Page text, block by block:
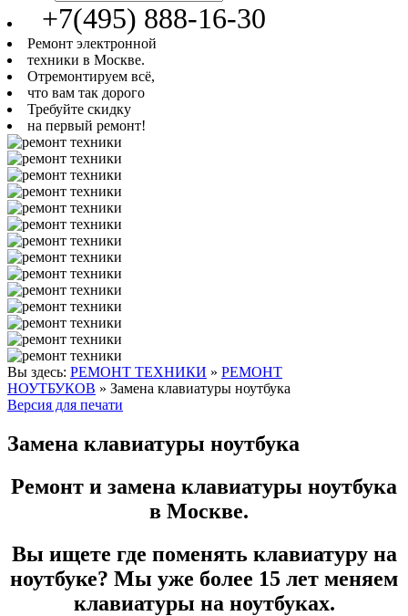
+7(495) 888-16-30
Ремонт электронной
техники в Москве.
Отремонтируем всё,
что вам так дорого
Требуйте скидку
на первый ремонт!
Вы здесь: РЕМОНТ ТЕХНИКИ » РЕМОНТ
НОУТБУКОВ » Замена клавиатуры ноутбука
Версия для печати
Замена клавиатуры ноутбука
Ремонт и замена клавиатуры ноутбука
в Москве.
Вы ищете где поменять клавиатуру на
ноутбуке? Мы уже более 15 лет меняем
клавиатуры на ноутбуках.